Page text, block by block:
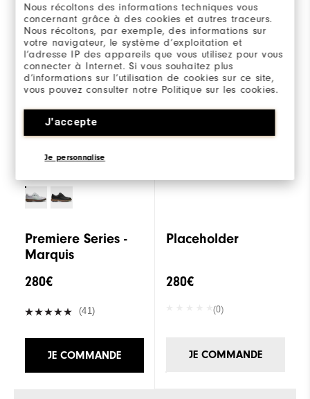
Nous récoltons des informations techniques vous
concernant grâce à des cookies et autres traceurs.
Nous récoltons, par exemple, des informations sur
votre navigateur, le système d’exploitation et
l’adresse IP des appareils que vous utilisez pour vous
connecter à Internet. Si vous souhaitez plus
d’informations sur l’utilisation de cookies sur ce site,
vous pouvez consulter notre Politique sur les cookies.
J'accepte
Je personnalise
Premiere Series -
Marquis
Premiere Series -
Marquis
280€
(41)
JE COMMANDE
Sélectionner un
modèle pour
comparer.
Placeholder
280€
(0)
JE COMMANDE